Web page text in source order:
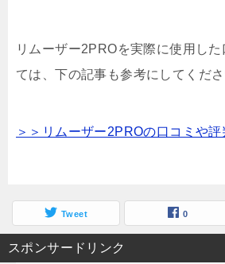
リムーザー2PROを実際に使用し
ては、下の記事も参考にしてくださ
＞＞リムーザー2PROの口コミや評
Tweet 0
スポンサードリンク